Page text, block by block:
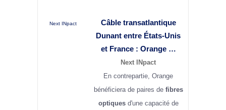
Next INpact
Câble transatlantique
Dunant entre États-Unis
et France: Orange …
Next INpact
En contrepartie, Orange
bénéficiera de paires de fibres
optiquesd'une capacité de